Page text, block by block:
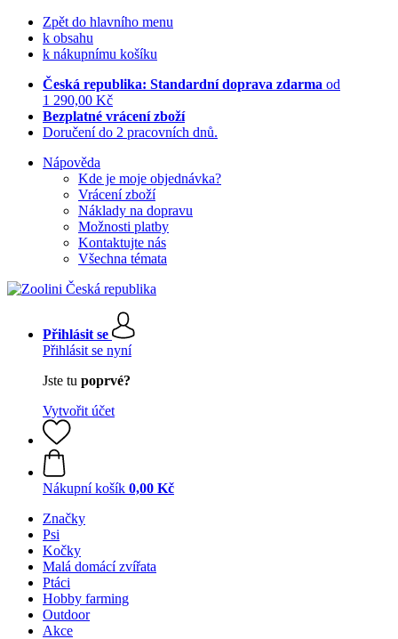
Zpět do hlavního menu
k obsahu
k nákupnímu košíku
Česká republika: Standardní doprava zdarma od
1 290,00 Kč
Bezplatné vrácení zboží
Doručení do 2 pracovních dnů.
Nápověda
Kde je moje objednávka?
Vrácení zboží
Náklady na dopravu
Možnosti platby
Kontaktujte nás
Všechna témata
Přihlásit se
Přihlásit se nyní
Jste tu poprvé?
Vytvořit účet
Nákupní košík 0,00 Kč
Značky
Psi
Kočky
Malá domácí zvířata
Ptáci
Hobby farming
Outdoor
Akce